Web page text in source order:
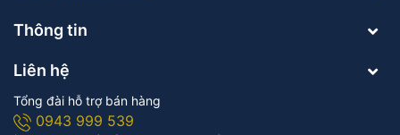
Thông tin
Liên hệ
Tổng đài hỗ trợ bán hàng
0943 999 539